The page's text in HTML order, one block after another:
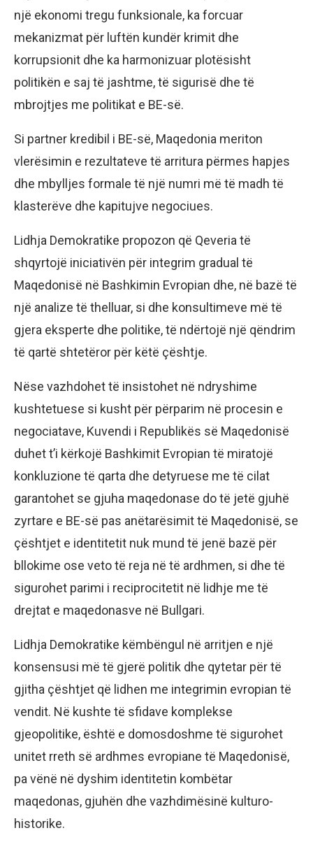
një ekonomi tregu funksionale, ka forcuar
mekanizmat për luftën kundër krimit dhe
korrupsionit dhe ka harmonizuar plotësisht
politikën e saj të jashtme, të sigurisë dhe të
mbrojtjes me politikat e BE-së.
Si partner kredibil i BE-së, Maqedonia meriton
vlerësimin e rezultateve të arritura përmes hapjes
dhe mbylljes formale të një numri më të madh të
klasterëve dhe kapitujve negociues.
Lidhja Demokratike propozon që Qeveria të
shqyrtojë iniciativën për integrim gradual të
Maqedonisë në Bashkimin Evropian dhe, në bazë të
një analize të thelluar, si dhe konsultimeve më të
gjera eksperte dhe politike, të ndërtojë një qëndrim
të qartë shtetëror për këtë çështje.
Nëse vazhdohet të insistohet në ndryshime
kushtetuese si kusht për përparim në procesin e
negociatave, Kuvendi i Republikës së Maqedonisë
duhet t’i kërkojë Bashkimit Evropian të miratojë
konkluzione të qarta dhe detyruese me të cilat
garantohet se gjuha maqedonase do të jetë gjuhë
zyrtare e BE-së pas anëtarësimit të Maqedonisë, se
çështjet e identitetit nuk mund të jenë bazë për
bllokime ose veto të reja në të ardhmen, si dhe të
sigurohet parimi i reciprocitetit në lidhje me të
drejtat e maqedonasve në Bullgari.
Lidhja Demokratike këmbëngul në arritjen e një
konsensusi më të gjerë politik dhe qytetar për të
gjitha çështjet që lidhen me integrimin evropian të
vendit. Në kushte të sfidave komplekse
gjeopolitike, është e domosdoshme të sigurohet
unitet rreth së ardhmes evropiane të Maqedonisë,
pa vënë në dyshim identitetin kombëtar
maqedonas, gjuhën dhe vazhdimësinë kulturo-
historike.